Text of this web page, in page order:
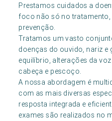
Prestamos cuidados a
foco não só no tratamento,
prevenção.
Tratamos um vasto
doenças do ouvido, nariz e
equilíbrio, alterações da
cabeça e pescoço.
A nossa abordagem é
com as mais diversas
resposta integrada e
exames são realizados no